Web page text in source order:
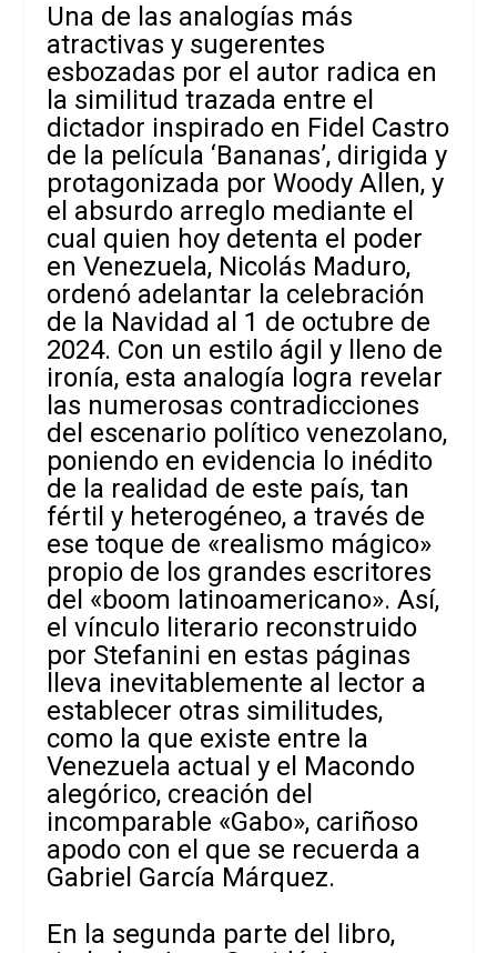
Una de las analogías más
atractivas y sugerentes
esbozadas por el autor radica en
la similitud trazada entre el
dictador inspirado en Fidel Castro
de la película ‘Bananas’, dirigida y
protagonizada por Woody Allen, y
el absurdo arreglo mediante el
cual quien hoy detenta el poder
en Venezuela, Nicolás Maduro,
ordenó adelantar la celebración
de la Navidad al 1 de octubre de
2024. Con un estilo ágil y lleno de
ironía, esta analogía logra revelar
las numerosas contradicciones
del escenario político venezolano,
poniendo en evidencia lo inédito
de la realidad de este país, tan
fértil y heterogéneo, a través de
ese toque de «realismo mágico»
propio de los grandes escritores
del «boom latinoamericano». Así,
el vínculo literario reconstruido
por Stefanini en estas páginas
lleva inevitablemente al lector a
establecer otras similitudes,
como la que existe entre la
Venezuela actual y el Macondo
alegórico, creación del
incomparable «Gabo», cariñoso
apodo con el que se recuerda a
Gabriel García Márquez.
En la segunda parte del libro,